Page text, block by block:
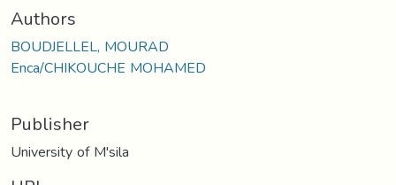
Authors
BOUDJELLEL, MOURAD
Enca/CHIKOUCHE MOHAMED
Publisher
University of M'sila